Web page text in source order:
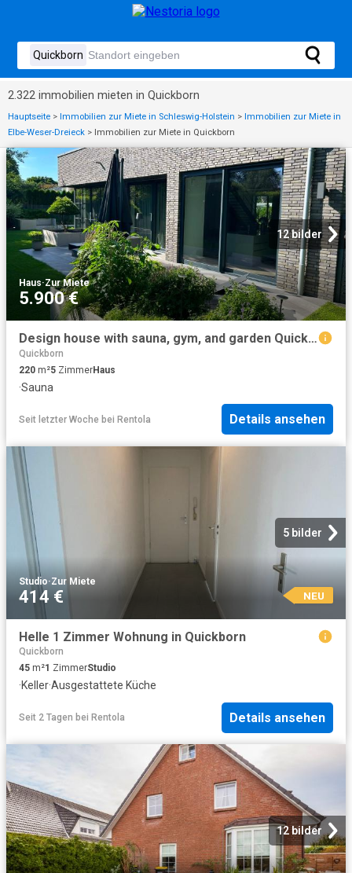
2.322 immobilien mieten in Quickborn
Hauptseite > Immobilien zur Miete in Schleswig-Holstein > Immobilien zur Miete in
Elbe-Weser-Dreieck > Immobilien zur Miete in Quickborn
12 bilder
Haus·Zur Miete
5.900 €
Design house with sauna, gym, and garden Quickborn Heide
Quickborn
220 m²5 ZimmerHaus
·Sauna
Seit letzter Woche bei Rentola Details ansehen
5 bilder
Studio·Zur Miete
414 € NEU
Helle 1 Zimmer Wohnung in Quickborn
Quickborn
45 m²1 ZimmerStudio
·Keller·Ausgestattete Küche
Seit 2 Tagen bei Rentola Details ansehen
12 bilder